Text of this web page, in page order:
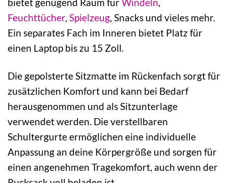
Feuchttücher, Spielzeug, Snacks und vieles mehr.
Ein separates Fach im Inneren bietet Platz für
einen Laptop bis zu 15 Zoll.
Die gepolsterte Sitzmatte im Rückenfach sorgt für
zusätzlichen Komfort und kann bei Bedarf
herausgenommen und als Sitzunterlage
verwendet werden. Die verstellbaren
Schultergurte ermöglichen eine individuelle
Anpassung an deine Körpergröße und sorgen für
einen angenehmen Tragekomfort, auch wenn der